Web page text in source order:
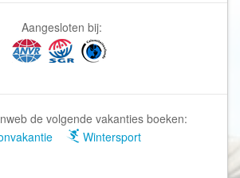
Aangesloten bij:
de volgende vakanties boeken:
Wintersport